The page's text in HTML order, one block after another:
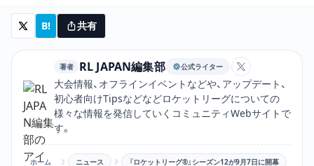
B! 共有
著者 RL JAPAN編集部 公式ライター
RL JAPAN編
大会情報、オフラインイベントなどや、アップデート、
初心者向けTipsなどなどロケットリーグについての
様々な情報を発信していくコミュニティWebサイトで
す。
ホーム ニュース 『ロケットリーグ®』シーズン12が9月7日に開幕